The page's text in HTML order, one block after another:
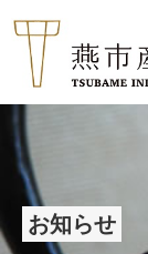
お知らせ